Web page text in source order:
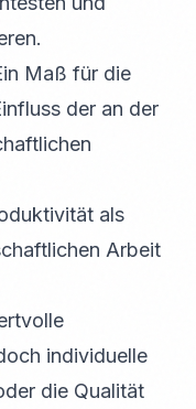
Maß für die
der an der
als
Arbeit
individuelle
die Qualität